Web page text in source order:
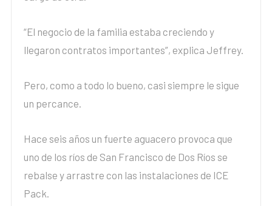
“El negocio de la familia estaba creciendo y
llegaron contratos importantes”, explica Jeffrey.
Pero, como a todo lo bueno, casi siempre le sigue
un percance.
Hace seis años un fuerte aguacero provoca que
uno de los ríos de San Francisco de Dos Ríos se
rebalse y arrastre con las instalaciones de ICE
Pack.